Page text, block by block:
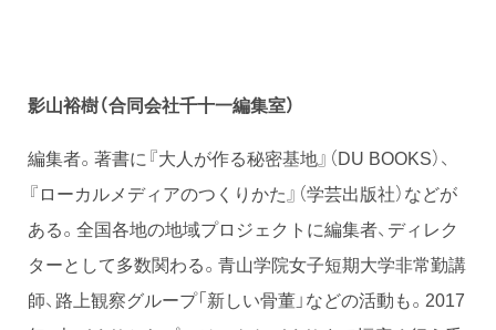
影山裕樹（合同会社千十一編集室）
編集者。著書に『大人が作る秘密基地』（DU BOOKS）、
『ローカルメディアのつくりかた』（学芸出版社）などが
ある。全国各地の地域プロジェクトに編集者、ディレク
ターとして多数関わる。青山学院女子短期大学非常勤講
師、路上観察グループ「新しい骨董」などの活動も。2017